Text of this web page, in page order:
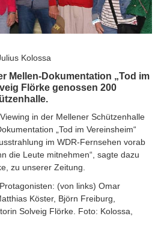
Kolossa
Mellen-Dokumentation „Tod im
Flörke genossen 200
in der Mellener Schützenhalle
„Tod im Vereinsheim“
im WDR-Fernsehen vorab
die Leute mitnehmen“, sagte dazu
zu unserer Zeitung.
(von links) Omar
Köster, Björn Freiburg,
Solveig Flörke. Foto: Kolossa,